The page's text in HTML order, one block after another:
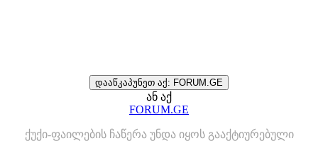
დააწკაპუნეთ აქ: FORUM.GE
ან აქ
FORUM.GE
ქუქი-ფაილების ჩაწერა უნდა იყოს გააქტიურებული